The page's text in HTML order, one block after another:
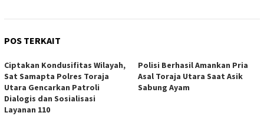
POS TERKAIT
Ciptakan Kondusifitas Wilayah,
Sat Samapta Polres Toraja
Utara Gencarkan Patroli
Dialogis dan Sosialisasi
Layanan 110
Polisi Berhasil Amankan Pria
Asal Toraja Utara Saat Asik
Sabung Ayam